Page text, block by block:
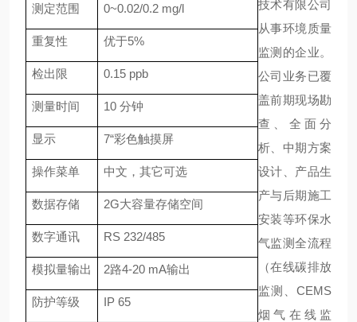
测定范围 0~0.02/0.2 mg/l
重复性 优于5%
检出限 0.15 ppb
测量时间 10 分钟
显示 7“彩色触摸屏
操作菜单 中文，其它可选
数据存储 2G大容量存储空间
数字通讯 RS 232/485
模拟量输出 2路4-20 mA输出
防护等级 IP 65
技术有限公司
从事环境质量
监测的企业。
公司业务已覆
盖前期现场勘
查、全面分
析、中期方案
设计、产品生
产与后期施工
安装等环保水
气监测全流程
（在线碳排放
监测、CEMS
烟气在线监